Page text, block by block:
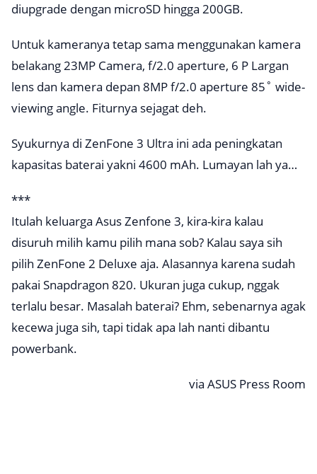
diupgrade dengan microSD hingga 200GB.
Untuk kameranya tetap sama menggunakan kamera
belakang 23MP Camera, f/2.0 aperture, 6 P Largan
lens dan kamera depan 8MP f/2.0 aperture 85˚ wide-
viewing angle. Fiturnya sejagat deh.
Syukurnya di ZenFone 3 Ultra ini ada peningkatan
kapasitas baterai yakni 4600 mAh. Lumayan lah ya…
***
Itulah keluarga Asus Zenfone 3, kira-kira kalau
disuruh milih kamu pilih mana sob? Kalau saya sih
pilih ZenFone 2 Deluxe aja. Alasannya karena sudah
pakai Snapdragon 820. Ukuran juga cukup, nggak
terlalu besar. Masalah baterai? Ehm, sebenarnya agak
kecewa juga sih, tapi tidak apa lah nanti dibantu
powerbank.
via ASUS Press Room